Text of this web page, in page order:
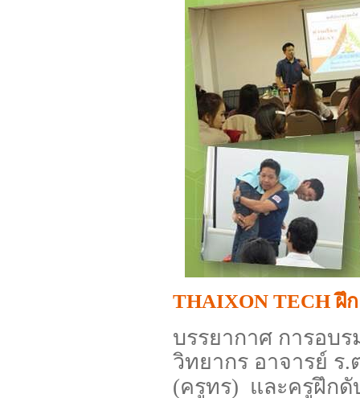
THAIXON TECH ฝึ
บรรยากาศ การอบ
วิทยากร อาจารย์
(ครูทร) และครูฝึกดั